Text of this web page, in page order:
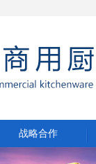
战略合作